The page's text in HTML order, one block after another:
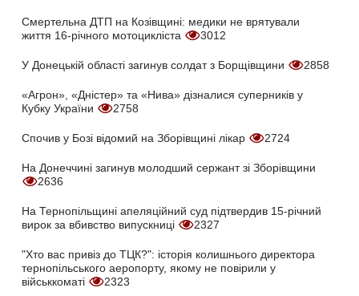
Смертельна ДТП на Козівщині: медики не врятували
життя 16-річного мотоцикліста
3012
У Донецькій області загинув солдат з Борщівщини 2858
«Агрон», «Дністер» та «Нива» дізналися суперників у
Кубку України
2758
Спочив у Бозі відомий на Зборівщині лікар 2724
На Донеччині загинув молодший сержант зі Зборівщини
2636
На Тернопільщині апеляційний суд підтвердив 15-річний
вирок за вбивство випускниці
2327
"Хто вас привіз до ТЦК?": історія колишнього директора
тернопільського аеропорту, якому не повірили у
військкоматі
2323